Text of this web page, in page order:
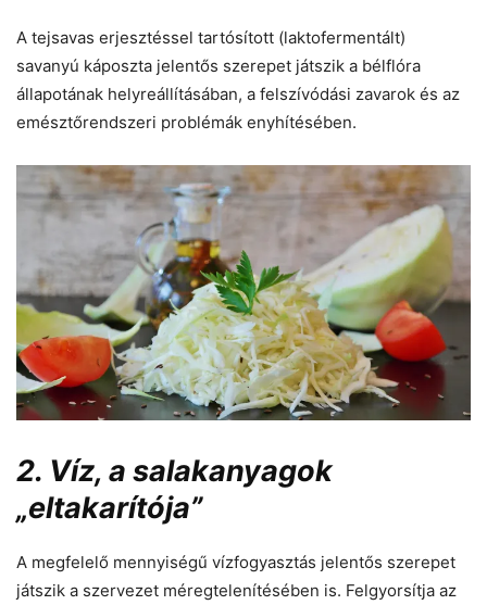
A tejsavas erjesztéssel tartósított (laktofermentált)
savanyú káposzta jelentős szerepet játszik a bélflóra
állapotának helyreállításában, a felszívódási zavarok és az
emésztőrendszeri problémák enyhítésében.
2. Víz, a salakanyagok
„eltakarítója”
A megfelelő mennyiségű vízfogyasztás jelentős szerepet
játszik a szervezet méregtelenítésében is. Felgyorsítja az